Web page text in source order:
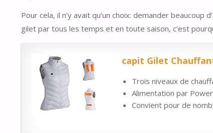
Pour cela, il n’y avait qu’un choix: demander
gilet par tous les temps et en toute saison, c’est
capit Gilet
Trois niveaux de
Alimentation par
Convient pour de